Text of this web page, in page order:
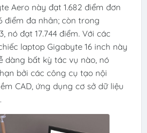
Aero này đạt 1.682 điểm đơn
điểm đa nhân; còn trong
nó đạt 17.744 điểm. Với các
laptop Gigabyte 16 inch này
dàng bất kỳ tác vụ nào, nó
bởi các công cụ tạo nội
CAD, ứng dụng cơ sở dữ liệu